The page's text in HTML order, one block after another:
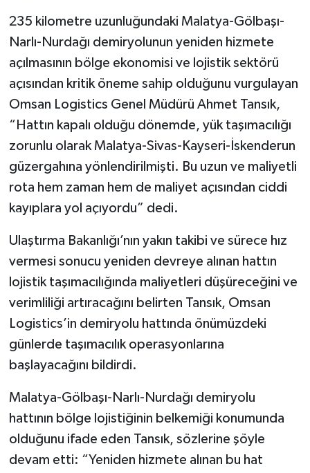
235 kilometre uzunluğundaki Malatya-Gölbaşı-
Narlı-Nurdağı demiryolunun yeniden hizmete
açılmasının bölge ekonomisi ve lojistik sektörü
açısından kritik öneme sahip olduğunu vurgulayan
Omsan Logistics Genel Müdürü Ahmet Tansık,
“Hattın kapalı olduğu dönemde, yük taşımacılığı
zorunlu olarak Malatya-Sivas-Kayseri-İskenderun
güzergahına yönlendirilmişti. Bu uzun ve maliyetli
rota hem zaman hem de maliyet açısından ciddi
kayıplara yol açıyordu” dedi.
Ulaştırma Bakanlığı’nın yakın takibi ve sürece hız
vermesi sonucu yeniden devreye alınan hattın
lojistik taşımacılığında maliyetleri düşüreceğini ve
verimliliği artıracağını belirten Tansık, Omsan
Logistics’in demiryolu hattında önümüzdeki
günlerde taşımacılık operasyonlarına
başlayacağını bildirdi.
Malatya-Gölbaşı-Narlı-Nurdağı demiryolu
hattının bölge lojistiğinin belkemiği konumunda
olduğunu ifade eden Tansık, sözlerine şöyle
devam etti: “Yeniden hizmete alınan bu hat